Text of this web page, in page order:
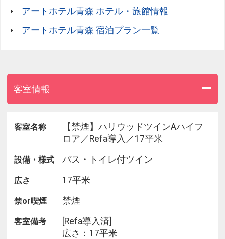
【アクセス】※時間は目安です。
「新町2丁目」バス停下車、徒歩3分。
・「青森フェリー埠頭」から、青森ベイブリッジ経
由にて車で約5分。
アートホテル青森 ホテル・旅館情報
アートホテル青森 宿泊プラン一覧
客室情報
客室名称
【禁煙】ハリウッドツインAハイフ
ロア／Refa導入／17平米
設備・様式 バス・トイレ付ツイン
広さ 17平米
禁or喫煙 禁煙
客室備考
[Refa導入済]
広さ：17平米